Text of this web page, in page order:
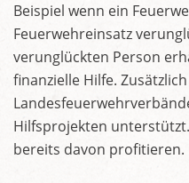
Beispiel wenn ein
Feuerwehreinsatz
verunglückten Person
finanzielle Hilfe.
Hilfsprojekten
bereits davon profitieren.